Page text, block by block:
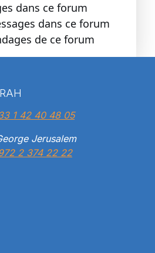
dans ce forum
dans ce forum
de ce forum
1 42 40 48 05
Jerusalem
2 374 22 22